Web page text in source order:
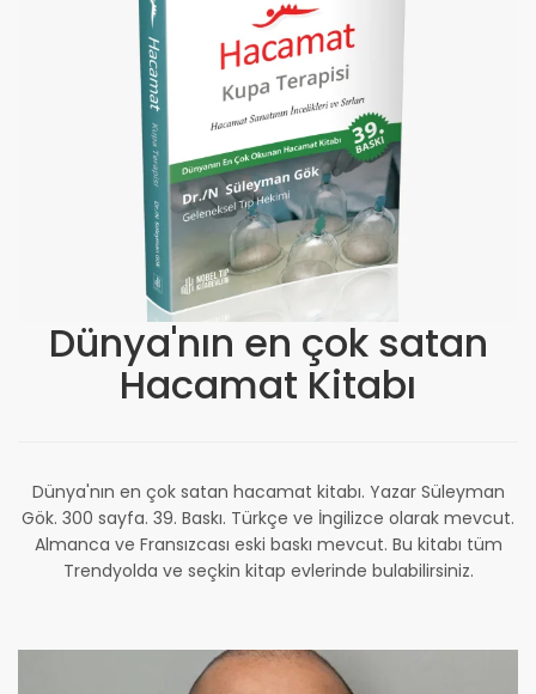
Dünya'nın en çok satan
Hacamat Kitabı
Dünya'nın en çok satan hacamat kitabı. Yazar Süleyman
Gök. 300 sayfa. 39. Baskı. Türkçe ve İngilizce olarak mevcut.
Almanca ve Fransızcası eski baskı mevcut. Bu kitabı tüm
Trendyolda ve seçkin kitap evlerinde bulabilirsiniz.